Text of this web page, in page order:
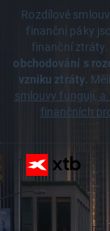
Rozdílové
finanční páky
finanční ztráty.
obchodování s
vzniku ztráty.
smlouvy fungují,
finančních